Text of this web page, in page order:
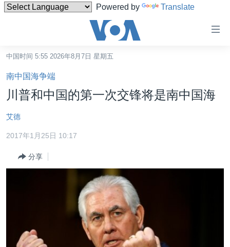
Powered by Translate
碍
链
接
跳
转
内
中国
台湾
港澳
国际
欧洲
科教·文娱·体健
白宫要闻
VOA视频
中国时间 5:55 2026年8月7日 星期五
南中国海争端
川普和中国的第一次交锋将是南中国海
艾德
2017年1月25日 10:17
分享